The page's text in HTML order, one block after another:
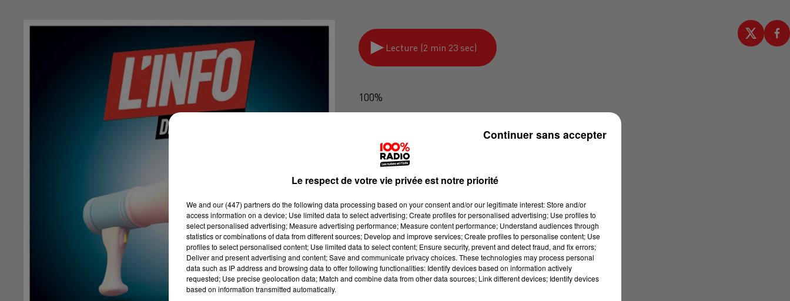
Lecture (2 min 23 sec)
100%
Le respect de votre vie privée est notre priorité
We and our (447) partnersdo the following data processing based on your consent and/or our legitimate interest: Store and/or
access information on a device; Use limited data to select advertising; Create profiles for personalised advertising; Use profiles to
select personalised advertising; Measure advertising performance; Measure content performance; Understand audiences through
statistics or combinations of data from different sources; Develop and improve services; Create profiles to personalise content; Use
profiles to select personalised content; Use limited data to select content; Ensure security, prevent and detect fraud, and fix errors;
Deliver and present advertising and content; Save and communicate privacy choices. These technologies may process personal
data such as IP address and browsing data to offer following functionalities: Identify devices based on information actively
requested; Use precise geolocation data; Match and combine data from other data sources; Link different devices; Identify devices
based on information transmitted automatically.
Continuer sans accepter